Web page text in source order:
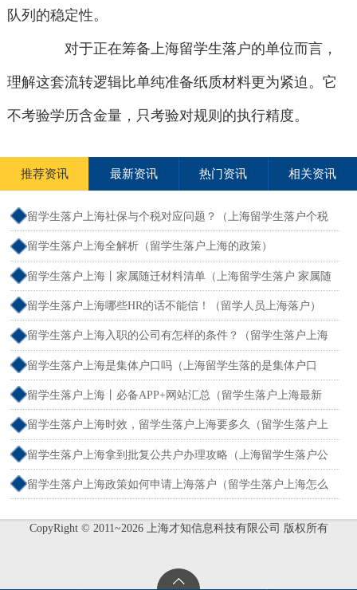
队列的稳定性。
对于正在筹备上海留学生落户的单位而言，
理解这套流转逻辑比单纯准备纸质材料更为紧迫。它
不考验学历含金量，只考验对规则的执行精度。
推荐资讯 最新资讯 热门资讯 相关资讯
留学生落户上海社保与个税对应问题？（上海留学生落户个税
和社保不一致）
留学生落户上海全解析（留学生落户上海的政策）
留学生落户上海丨家属随迁材料清单（上海留学生落户 家属随
迁）
留学生落户上海哪些HR的话不能信！（留学人员上海落户）
留学生落户上海入职的公司有怎样的条件？（留学生落户上海
单位要求）
留学生落户上海是集体户口吗（上海留学生落的是集体户口
么）
留学生落户上海丨必备APP+网站汇总（留学生落户上海最新
流程）
留学生落户上海时效，留学生落户上海要多久（留学生落户上
海最快多久）
留学生落户上海拿到批复公共户办理攻略（上海留学生落户公
函）
留学生落户上海政策如何申请上海落户（留学生落户上海怎么
CopyRight © 2011~2026 上海才知信息科技有限公司 版权所有